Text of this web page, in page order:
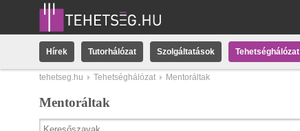
Hírek Tutorhálózat Szolgáltatások Tehetséghálózat
tehetseg.hu Tehetséghálózat Mentoráltak
Mentoráltak